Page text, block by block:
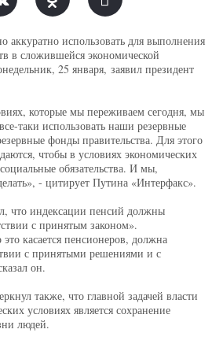
использовать для выполнения
в сложившейся экономической
25 января, заявил президент
которые мы переживаем сегодня, мы
таки использовать наши резервные
фонды правительства. Для этого
чтобы в условиях экономических
обязательства. И мы,
- цитирует Путина «Интерфакс».
что индексации пенсий должны
с принятым законом».
касается пенсионеров, должна
с принятыми решениями и с
он.
также, что главной задачей власти
условиях является сохранение
людей.